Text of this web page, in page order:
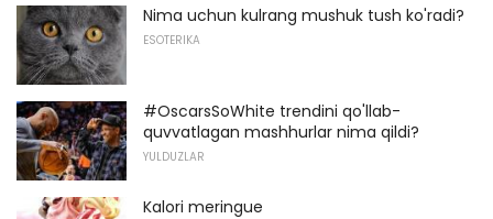
Nima uchun kulrang mushuk tush ko'radi?
ESOTERIKA
#OscarsSoWhite trendini qo'llab-
quvvatlagan mashhurlar nima qildi?
YULDUZLAR
Kalori meringue